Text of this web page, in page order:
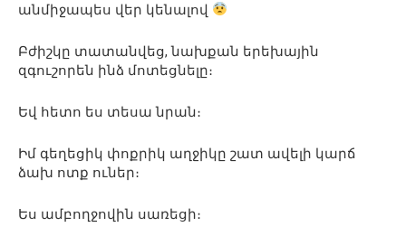
անմիջապես վեր կենալով
Բժիշկը տատանվեց, նախքան երեխային
զգուշորեն ինձ մոտեցնելը։
Եվ հետո ես տեսա նրան։
Իմ գեղեցիկ փոքրիկ աղջիկը շատ ավելի կարճ
ձախ ոտք ուներ։
Ես ամբողջովին սառեցի։